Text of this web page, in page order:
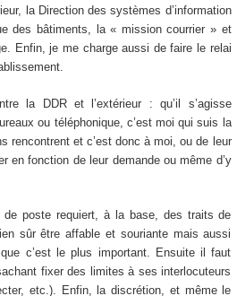
la Direction des systèmes d’information
des bâtiments, la « mission courrier » et
Enfin, je me charge aussi de faire le relai
la DDR et l’extérieur : qu’il s’agisse
ou téléphonique, c’est moi qui suis la
rencontrent et c’est donc à moi, ou de leur
en fonction de leur demande ou même d’y
de poste requiert, à la base, des traits de
sûr être affable et souriante mais aussi
c’est le plus important. Ensuite il faut
fixer des limites à ses interlocuteurs
etc.). Enfin, la discrétion, et même le